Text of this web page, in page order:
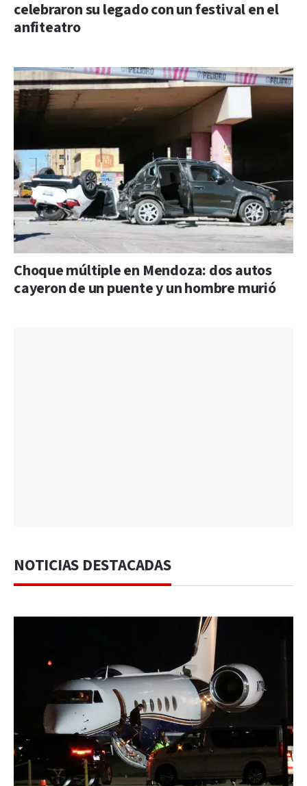
celebraron su legado con un festival en el
anfiteatro
Choque múltiple en Mendoza: dos autos
cayeron de un puente y un hombre murió
NOTICIAS DESTACADAS